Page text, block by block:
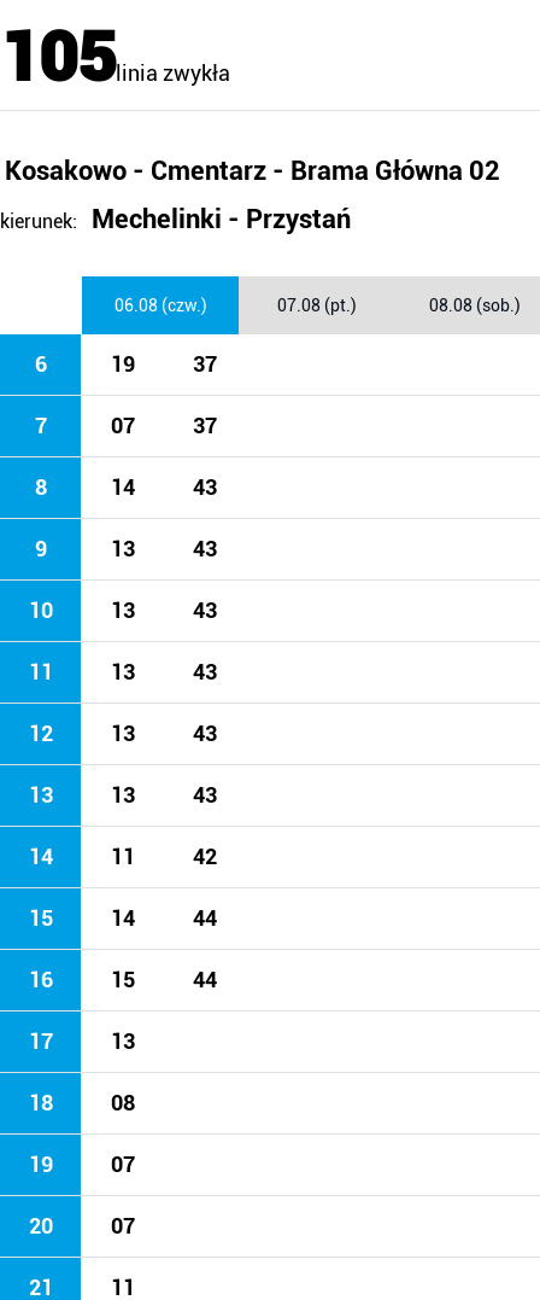
105linia zwykła
Kosakowo - Cmentarz - Brama Główna 02
kierunek: Mechelinki - Przystań
06.08 (czw.) 07.08 (pt.) 08.08 (sob.)
6 19 37
7 07 37
8 14 43
9 13 43
10 13 43
11 13 43
12 13 43
13 13 43
14 11 42
15 14 44
16 15 44
17 13
18 08
19 07
20 07
21 11